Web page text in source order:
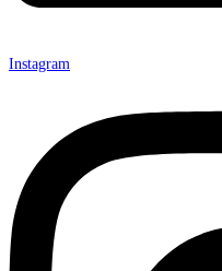
Instagram